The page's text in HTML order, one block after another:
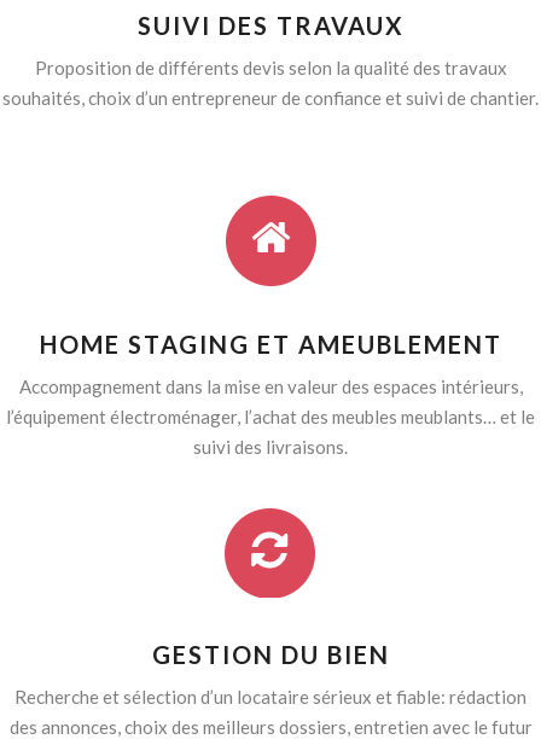
SUIVI DES TRAVAUX
Proposition de différents devis selon la qualité des travaux
souhaités, choix d’un entrepreneur de confiance et suivi de chantier.
HOME STAGING ET AMEUBLEMENT
Accompagnement dans la mise en valeur des espaces intérieurs,
l’équipement électroménager, l’achat des meubles meublants… et le
suivi des livraisons.
GESTION DU BIEN
Recherche et sélection d’un locataire sérieux et fiable: rédaction
des annonces, choix des meilleurs dossiers, entretien avec le futur